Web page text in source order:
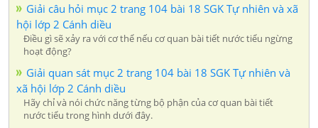
Giải câu hỏi mục 2 trang 104 bài 18 SGK Tự nhiên và xã
hội lớp 2 Cánh diều
Điều gì sẽ xảy ra với cơ thể nếu cơ quan bài tiết nước tiểu ngừng
hoạt động?
Giải quan sát mục 2 trang 104 bài 18 SGK Tự nhiên và
xã hội lớp 2 Cánh diều
Hãy chỉ và nói chức năng từng bộ phận của cơ quan bài tiết
nước tiểu trong hình dưới đây.